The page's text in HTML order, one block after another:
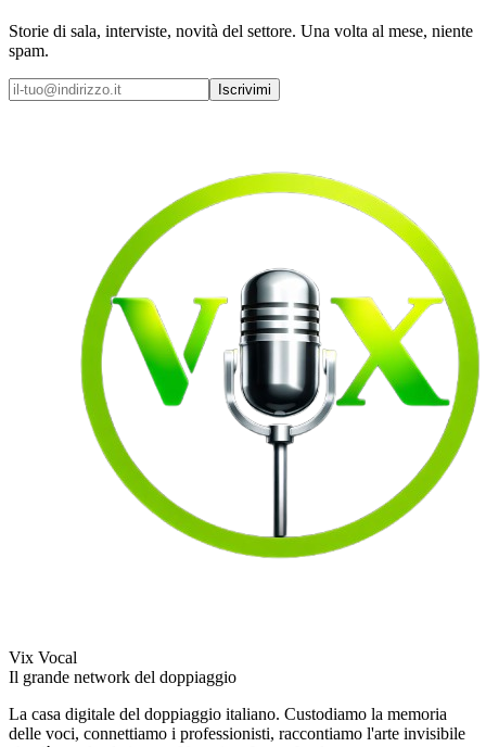
Storie di sala, interviste, novità del settore. Una volta al mese, niente
spam.
Iscrivimi
Vix Vocal
Il grande network del doppiaggio
La casa digitale del doppiaggio italiano. Custodiamo la memoria
delle voci, connettiamo i professionisti, raccontiamo l'arte invisibile